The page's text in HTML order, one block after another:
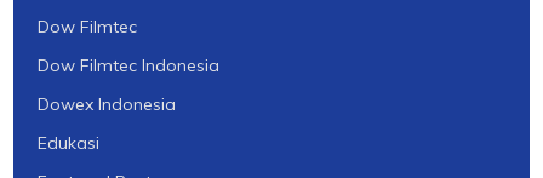
Dow Filmtec
Dow Filmtec Indonesia
Dowex Indonesia
Edukasi